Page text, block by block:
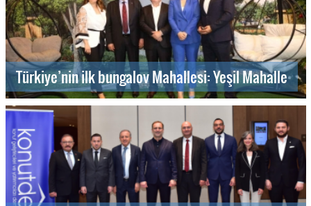
Türkiye’nin ilk bungalov Mahallesi: Yeşil Mahalle